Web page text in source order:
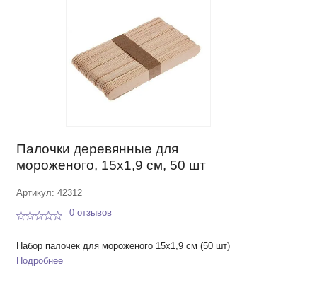
Палочки деревянные для
мороженого, 15х1,9 см, 50 шт
Артикул: 42312
0 отзывов
Набор палочек для мороженого 15х1,9 см (50 шт)
Подробнее